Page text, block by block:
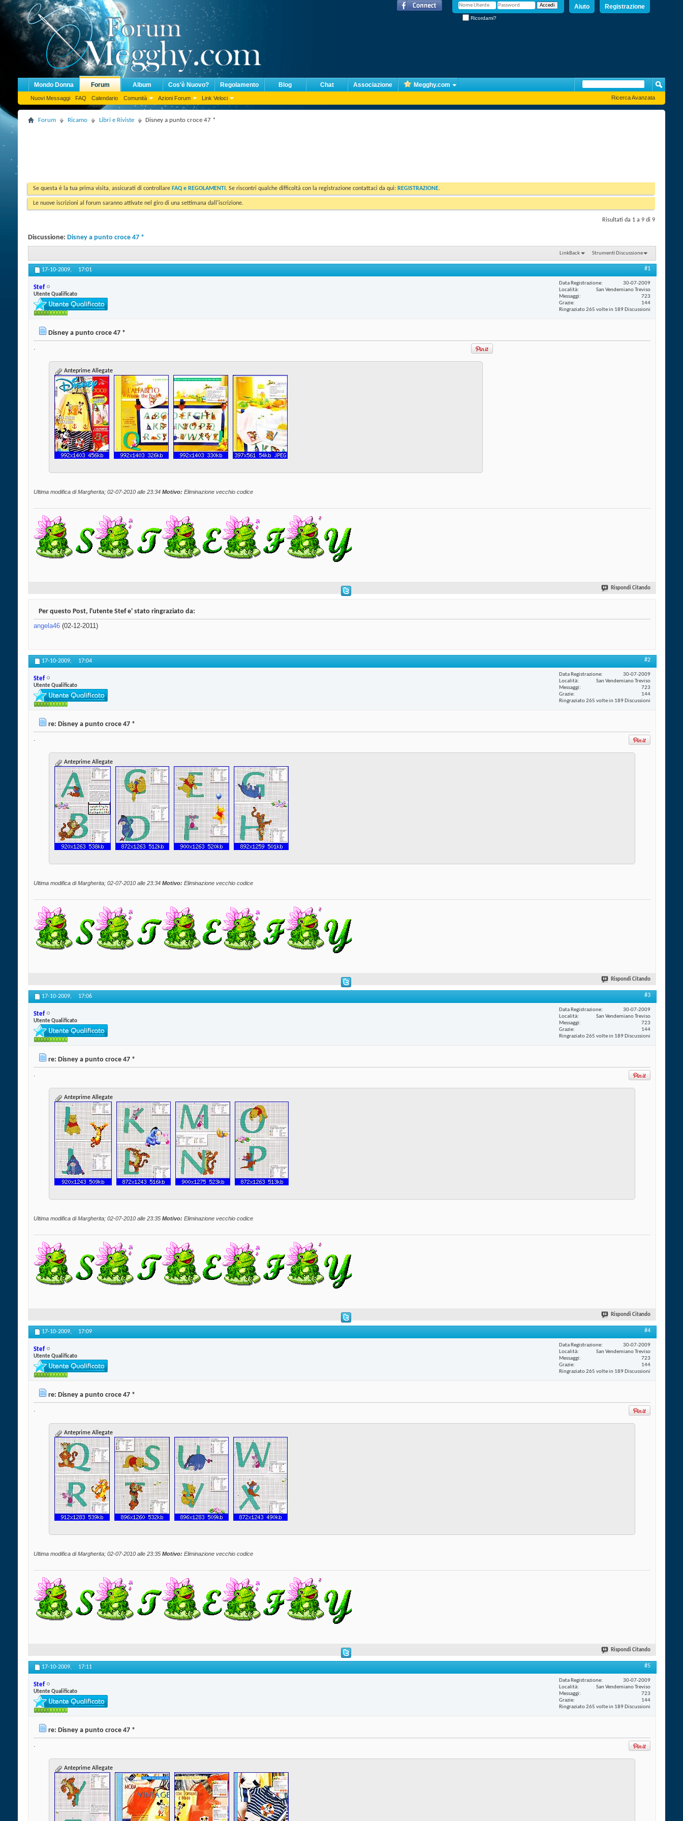
Registrazione
Aiuto
Ricordami?
Mondo Donna Forum
Nuovi Messaggi FAQ Calendario Comunità Azioni Forum Link Veloci
Album Cos'è Nuovo? Regolamento Blog Chat Associazione Megghy.com
Ricerca Avanzata
Forum Ricamo Libri e Riviste Disney a punto croce 47 *
Se questa è la tua prima visita, assicurati di controllare FAQ e REGOLAMENTI . Se riscontri qualche difficoltà con la registrazione contattaci da qui: REGISTRAZIONE.
Le nuove iscrizioni al forum saranno attivate nel giro di una settimana dall'iscrizione.
Risultati da 1 a 9 di 9
Discussione: Disney a punto croce 47 *
LinkBack Strumenti Discussione
17-10-2009, 17:01 #1
Stef
Utente Qualificato
Data Registrazione
30-07-2009
Località
San Vendemiano Treviso
Messaggi
723
Grazie
144
Ringraziato 265 volte in 189 Discussioni
Disney a punto croce 47 *
.
Anteprime Allegate
Ultima modifica di Margherita; 02-07-2010 alle 23:34 Motivo: Eliminazione vecchio codice
Rispondi Citando
Per questo Post, l'utente Stef e' stato ringraziato da:
angela46 (02-12-2011)
17-10-2009, 17:04 #2
Stef
Utente Qualificato
Data Registrazione
30-07-2009
Località
San Vendemiano Treviso
Messaggi
723
Grazie
144
Ringraziato 265 volte in 189 Discussioni
re: Disney a punto croce 47 *
.
Anteprime Allegate
Ultima modifica di Margherita; 02-07-2010 alle 23:34 Motivo: Eliminazione vecchio codice
Rispondi Citando
17-10-2009, 17:06 #3
Stef
Utente Qualificato
Data Registrazione
30-07-2009
Località
San Vendemiano Treviso
Messaggi
723
Grazie
144
Ringraziato 265 volte in 189 Discussioni
re: Disney a punto croce 47 *
.
Anteprime Allegate
Ultima modifica di Margherita; 02-07-2010 alle 23:35 Motivo: Eliminazione vecchio codice
Rispondi Citando
17-10-2009, 17:09 #4
Stef
Utente Qualificato
Data Registrazione
30-07-2009
Località
San Vendemiano Treviso
Messaggi
723
Grazie
144
Ringraziato 265 volte in 189 Discussioni
re: Disney a punto croce 47 *
.
Anteprime Allegate
Ultima modifica di Margherita; 02-07-2010 alle 23:35 Motivo: Eliminazione vecchio codice
Rispondi Citando
17-10-2009, 17:11 #5
Stef
Utente Qualificato
Data Registrazione
30-07-2009
Località
San Vendemiano Treviso
Messaggi
723
Grazie
144
Ringraziato 265 volte in 189 Discussioni
re: Disney a punto croce 47 *
.
Anteprime Allegate